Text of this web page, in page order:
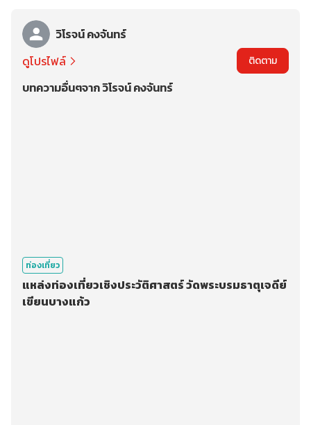
วิโรจน์ คงจันทร์
ดูโปรไฟล์
ติดตาม
บทความอื่นๆจาก วิโรจน์ คงจันทร์
ท่องเที่ยว
แหล่งท่องเที่ยวเชิงประวัติศาสตร์ วัดพระบรมธาตุเจดีย์
เขียนบางแก้ว